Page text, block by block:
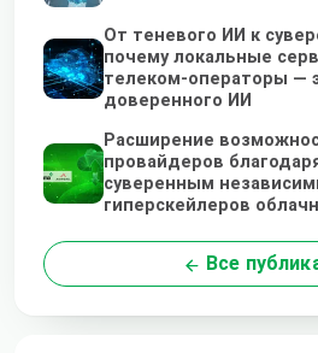
От теневого ИИ к
почему локальные
телеком-операторы —
доверенного ИИ
Расширение
провайдеров
суверенным
гиперскейлеров
Все